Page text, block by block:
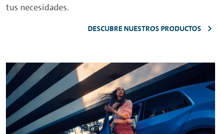
tus necesidades.
DESCUBRE NUESTROS PRODUCTOS